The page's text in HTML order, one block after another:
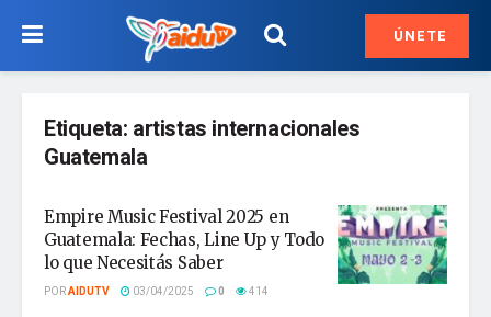
ÚNETE
Etiqueta: artistas internacionales
Guatemala
Empire Music Festival 2025 en
Guatemala: Fechas, Line Up y Todo
lo que Necesitás Saber
PORAIDUTV 03/04/2025 0 414